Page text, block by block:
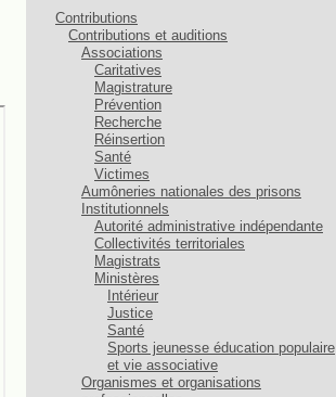
Contributions
Contributions et auditions
Associations
Caritatives
Magistrature
Prévention
Recherche
Réinsertion
Santé
Victimes
Aumôneries nationales des prisons
Institutionnels
Autorité administrative indépendante
Collectivités territoriales
Magistrats
Ministères
Intérieur
Justice
Santé
Sports jeunesse éducation populaire
et vie associative
Organismes et organisations